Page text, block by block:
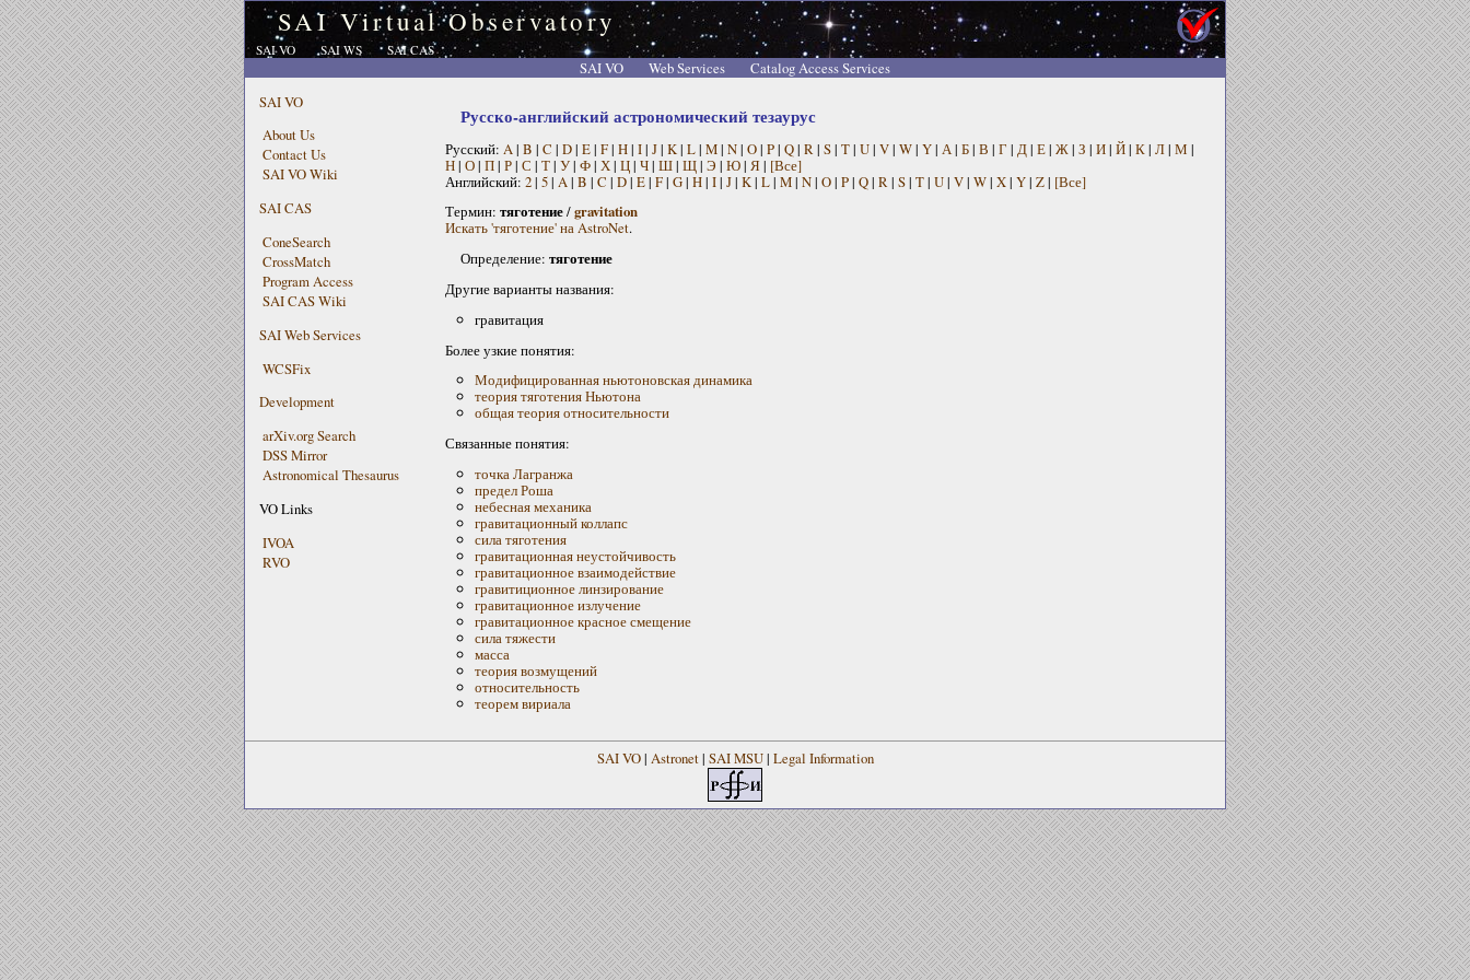
SAI Virtual Observatory
SAI VO SAI WS SAI CAS
SAI VO Web Services
Catalog Access Services
SAI VO
About Us
Contact Us
SAI VO Wiki
SAI CAS
ConeSearch
CrossMatch
Program Access
SAI CAS Wiki
SAI Web Services
WCSFix
Development
arXiv.org Search
DSS Mirror
Astronomical Thesaurus
VO Links
IVOA
RVO
Русско-английский астрономический тезаурус
Русский: A | B | C | D| E| F| H| I| J| K| L| M| N| O| P| Q| R | S| T| U| V| W| Y| А | Б| В | Г | Д| Е| Ж| З | И| Й| К| Л| М |
Н| О| П| Р| С | Т| У| Ф| Х| Ц| Ч| Ш| Щ| Э | Ю| Я| [Все]
Английский: 2| 5| A | B | C | D| E| F| G| H| I| J| K| L| M| N| O| P| Q| R | S| T| U| V| W| X| Y| Z| [Все]
Термин: тяготение/gravitation
Искать 'тяготение' на AstroNet.
Определение: тяготение
Другие варианты названия:
гравитация
Более узкие понятия:
Модифицированная ньютоновская динамика
теория тяготения Ньютона
общая теория относительности
Связанные понятия:
точка Лагранжа
предел Роша
небесная механика
гравитационный коллапс
сила тяготения
гравитационная неустойчивость
гравитационное взаимодействие
гравитиционное линзирование
гравитационное излучение
гравитационное красное смещение
сила тяжести
масса
теория возмущений
относительность
теорем вириала
SAI VO| Astronet| SAI MSU| Legal Information